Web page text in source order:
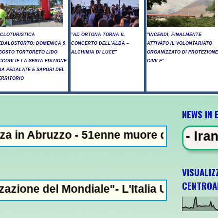
DOMENICA 9
TORTORETO LIDO
LA SESTA EDIZIONE
PEDALATE E SAPORI DEL
"AD ORTONA TORNA IL
CONCERTO DELL'ALBA –
ALCHIMIA DI LUCE"
"INCENDI, FINALMENTE
ATTIVATO IL VOLONTARIATO
ORGANIZZATO DI PROTEZIONE
CIVILE"
51enne muore dopo lo schianto
L'Italia U21 il 5 ottobre a
NEWS IN
IN EVIDENZA - Iran: